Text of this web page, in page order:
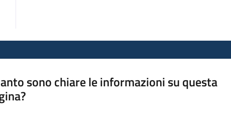
sono chiare le informazioni su questa